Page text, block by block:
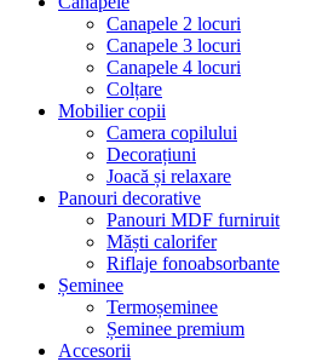
Canapele 2 locuri
Canapele 3 locuri
Canapele 4 locuri
Colțare
Mobilier copii
Camera copilului
Decorațiuni
Joacă și relaxare
Panouri decorative
Panouri MDF furniruit
Măști calorifer
Riflaje fonoabsorbante
Șeminee
Termoșeminee
Șeminee premium
Accesorii